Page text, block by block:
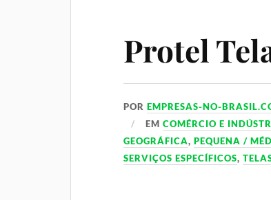
Protel
POREMPRESAS-NO-
EMCOMÉRCIO E
GEOGRÁFICA,PEQUENA /
SERVIÇOS ESPECÍFICOS,